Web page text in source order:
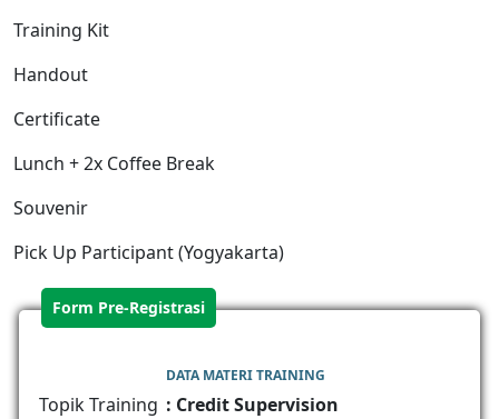
Training Kit
Handout
Certificate
Lunch + 2x Coffee Break
Souvenir
Pick Up Participant (Yogyakarta)
Form Pre-Registrasi
DATA MATERI TRAINING
Topik Training : Credit Supervision